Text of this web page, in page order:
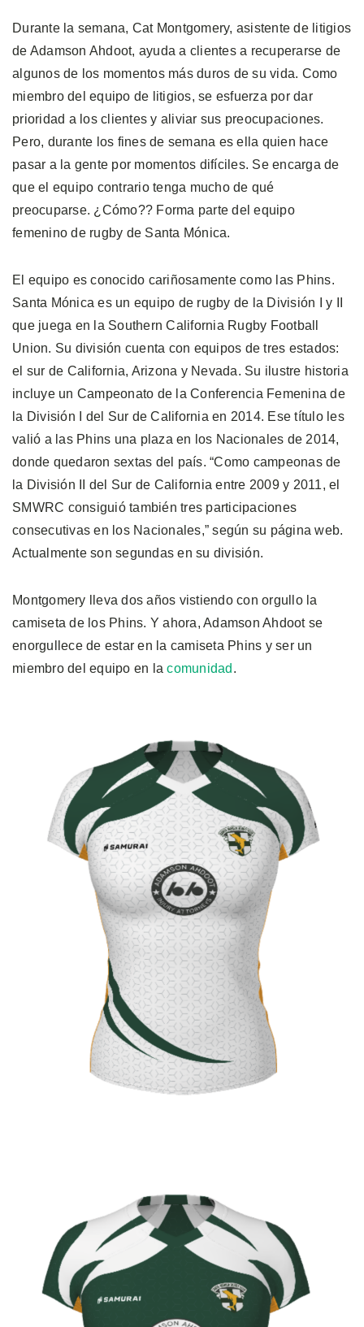
Durante la semana, Cat Montgomery, asistente de litigios
de Adamson Ahdoot, ayuda a clientes a recuperarse de
algunos de los momentos más duros de su vida. Como
miembro del equipo de litigios, se esfuerza por dar
prioridad a los clientes y aliviar sus preocupaciones.
Pero, durante los fines de semana es ella quien hace
pasar a la gente por momentos difíciles. Se encarga de
que el equipo contrario tenga mucho de qué
preocuparse. ¿Cómo?? Forma parte del equipo
femenino de rugby de Santa Mónica.
El equipo es conocido cariñosamente como las Phins.
Santa Mónica es un equipo de rugby de la División I y II
que juega en la Southern California Rugby Football
Union. Su división cuenta con equipos de tres estados:
el sur de California, Arizona y Nevada. Su ilustre historia
incluye un Campeonato de la Conferencia Femenina de
la División I del Sur de California en 2014. Ese título les
valió a las Phins una plaza en los Nacionales de 2014,
donde quedaron sextas del país. “Como campeonas de
la División II del Sur de California entre 2009 y 2011, el
SMWRC consiguió también tres participaciones
consecutivas en los Nacionales,” según su página web.
Actualmente son segundas en su división.
Montgomery lleva dos años vistiendo con orgullo la
camiseta de los Phins. Y ahora, Adamson Ahdoot se
enorgullece de estar en la camiseta Phins y ser un
miembro del equipo en lacomunidad .